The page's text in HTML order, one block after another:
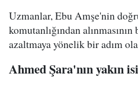
Uzmanlar, Ebu Amşe'nin
komutanlığından
azaltmaya yönelik bir adım
Ahmed Şara'nın yakın